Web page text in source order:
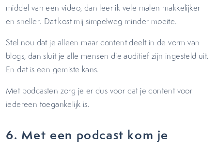
middel van een video, dan leer ik vele malen makkelijker
en sneller. Dat kost mij simpelweg minder moeite.
Stel nou dat je alleen maar content deelt in de vorm van
blogs, dan sluit je alle mensen die auditief zijn ingesteld uit.
En dat is een gemiste kans.
Met podcasten zorg je er dus voor dat je content voor
iedereen toegankelijk is.
6. Met een podcast kom je